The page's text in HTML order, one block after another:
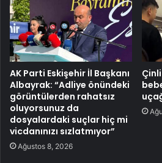
AK Parti Eskişehir İl Başkanı
Albayrak: “Adliye önündeki
görüntülerden rahatsız
oluyorsunuz da
dosyalardaki suçlar hiç mi
vicdanınızı sızlatmıyor”
Ağustos 8, 2026